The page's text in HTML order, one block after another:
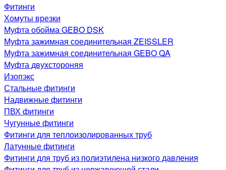
Фитинги
Хомуты врезки
Муфта обойма GEBO DSK
Муфта зажимная соединительная ZEISSLER
Муфта зажимная соединительная GEBO QA
Муфта двухстороняя
Изопэкс
Стальные фитинги
Надвижные фитинги
ПВХ фитинги
Чугунные фитинги
Фитинги для теплоизолированных труб
Латунные фитинги
Фитинги для труб из полиэтилена низкого давления